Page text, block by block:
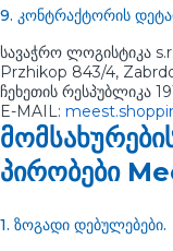
9. კონტრაქტორის
სავაჭრო ლოგისტიკა
Przhikop 843/4,
ჩეხეთის რესპუბლიკა
E-MAIL:
პირობები
1. ზოგადი დებულებები.